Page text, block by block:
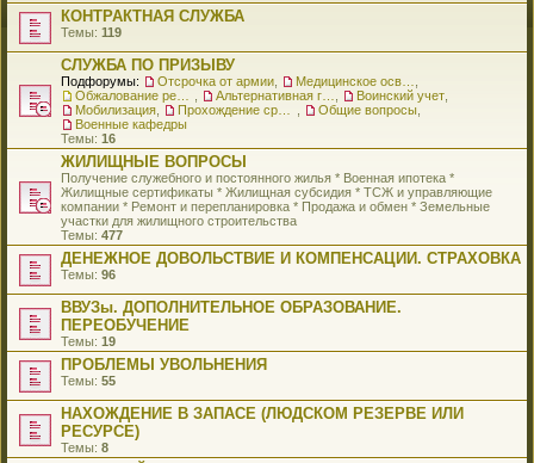
КОНТРАКТНАЯ СЛУЖБА
Темы: 119
СЛУЖБА ПО ПРИЗЫВУ
Подфорумы: Отсрочка от армии
Воинский учет
Мобилизация
Общие вопросы
Военные кафедры
Темы: 16
ЖИЛИЩНЫЕ ВОПРОСЫ
Получение служебного и постоянного жилья * Военная ипотека *
Жилищные сертификаты * Жилищная субсидия * ТСЖ и управляющие
компании * Ремонт и перепланировка * Продажа и обмен * Земельные
участки для жилищного строительства
Темы: 477
ДЕНЕЖНОЕ ДОВОЛЬСТВИЕ И КОМПЕНСАЦИИ. СТРАХОВКА
Темы: 96
ВВУЗы. ДОПОЛНИТЕЛЬНОЕ ОБРАЗОВАНИЕ.
ПЕРЕОБУЧЕНИЕ
Темы: 19
ПРОБЛЕМЫ УВОЛЬНЕНИЯ
Темы: 55
НАХОЖДЕНИЕ В ЗАПАСЕ (ЛЮДСКОМ РЕЗЕРВЕ ИЛИ
РЕСУРСЕ)
Темы: 8